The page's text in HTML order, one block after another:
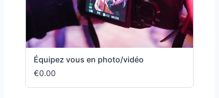
Équipez vous en photo/vidéo
€0.00